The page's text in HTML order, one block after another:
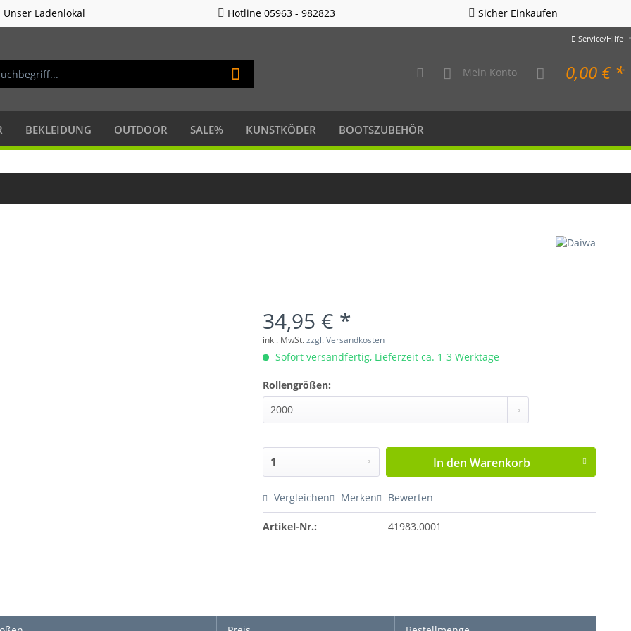
Unser Ladenlokal Hotline 05963 - 982823 Sicher Einkaufen
Service/Hilfe
Mein Konto 0,00 € *
BEKLEIDUNG OUTDOOR SALE% KUNSTKÖDER BOOTSZUBEHÖR
34,95 € *
inkl. MwSt.zzgl. Versandkosten
Sofort versandfertig, Lieferzeit ca. 1-3 Werktage
Rollengrößen:
In den Warenkorb
Vergleichen Merken Bewerten
Artikel-Nr.: 41983.0001